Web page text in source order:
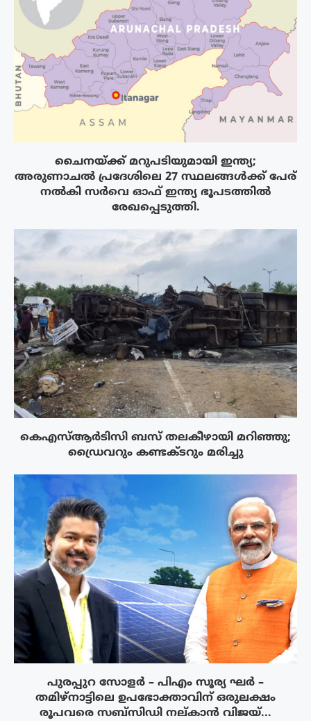
ചൈനയ്ക്ക് മറുപടിയുമായി ഇന്ത്യ;
അരുണാചൽ പ്രദേശിലെ 27 സ്ഥലങ്ങൾക്ക് പേര്
നൽകി സർവെ ഓഫ് ഇന്ത്യ ഭൂപടത്തിൽ
രേഖപ്പെടുത്തി.
കെഎസ്ആർടിസി ബസ് തലകീഴായി മറിഞ്ഞു;
ഡ്രൈവറും കണ്ടക്ടറും മരിച്ചു
പുരപ്പുറ സോളർ – പിഎം സൂര്യ ഘർ –
തമിഴ്നാട്ടിലെ ഉപഭോക്താവിന് ഒരുലക്ഷം
രൂപവരെ സബ്സിഡി നല്കാൻ വിജയ്...